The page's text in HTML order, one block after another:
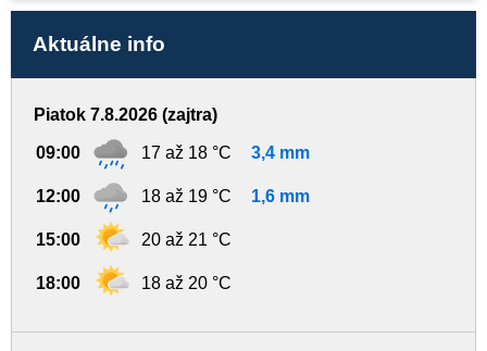
Aktuálne info
Piatok 7.8.2026 (zajtra)
09:00 17 až 18 °C 3,4 mm
12:00 18 až 19 °C 1,6 mm
15:00 20 až 21 °C
18:00 18 až 20 °C